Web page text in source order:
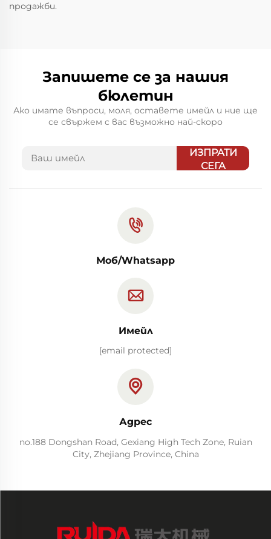
продажби.
Запишете се за нашия
бюлетин
Ако имате въпроси, моля, оставете имейл и ние ще
се свържем с вас възможно най-скоро
ИЗПРАТИ
СЕГА
Моб/Whatsapp
Имейл
[email protected]
Адрес
no.188 Dongshan Road, Gexiang High Tech Zone, Ruian
City, Zhejiang Province, China